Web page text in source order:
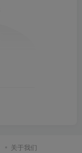
关于我们